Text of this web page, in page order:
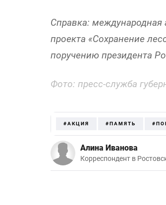
Справка: международная
проекта «Сохранение
поручению президента
Фото: пресс-служба
#АКЦИЯ #ПАМЯТЬ
Алина Иванова
Корреспондент в